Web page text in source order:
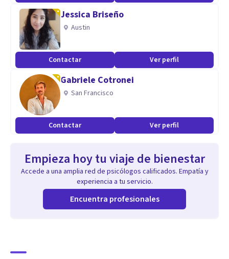
Jessica Briseño
Austin
Contactar Ver perfil
Gabriele Cotronei
San Francisco
Contactar Ver perfil
Empieza hoy tu viaje de bienestar
Accede a una amplia red de psicólogos calificados. Empatía y
experiencia a tu servicio.
Encuentra profesionales